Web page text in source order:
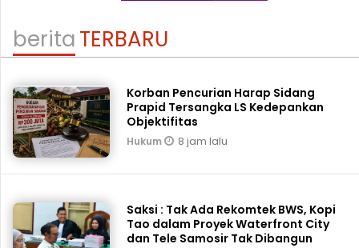
beritaTERBARU
Korban Pencurian Harap Sidang
Prapid Tersangka LS Kedepankan
Objektifitas
Hukum 8 jam lalu
Saksi : Tak Ada Rekomtek BWS, Kopi
Tao dalam Proyek Waterfront City
dan Tele Samosir Tak Dibangun